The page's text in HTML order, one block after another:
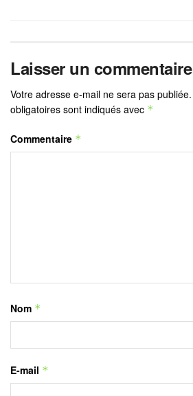
Laisser un commentaire
Votre adresse e-mail ne sera pas publiée.
obligatoires sont indiqués avec *
Commentaire *
Nom *
E-mail *